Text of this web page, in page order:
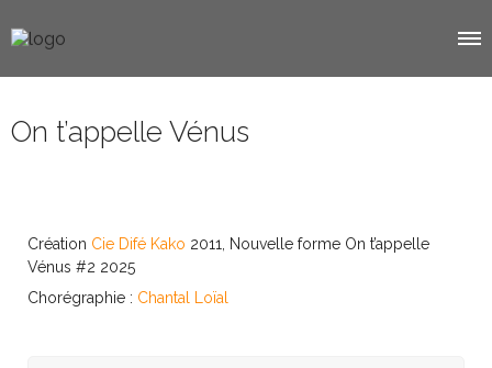
On t’appelle Vénus
Création Cie Difé Kako 2011, Nouvelle forme On t’appelle
Vénus #2 2025
Chorégraphie : Chantal Loïal